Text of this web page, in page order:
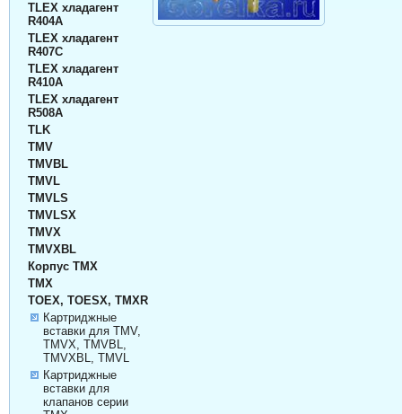
TLEX хладагент
R404A
TLEX хладагент
R407C
TLEX хладагент
R410A
TLEX хладагент
R508A
TLK
TMV
TMVBL
TMVL
TMVLS
TMVLSX
TMVX
TMVXBL
Корпус TMX
TMX
TOEX, TOESX, TMXR
Картриджные
вставки для TMV,
TMVX, TMVBL,
TMVXBL, TMVL
Картриджные
вставки для
клапанов серии